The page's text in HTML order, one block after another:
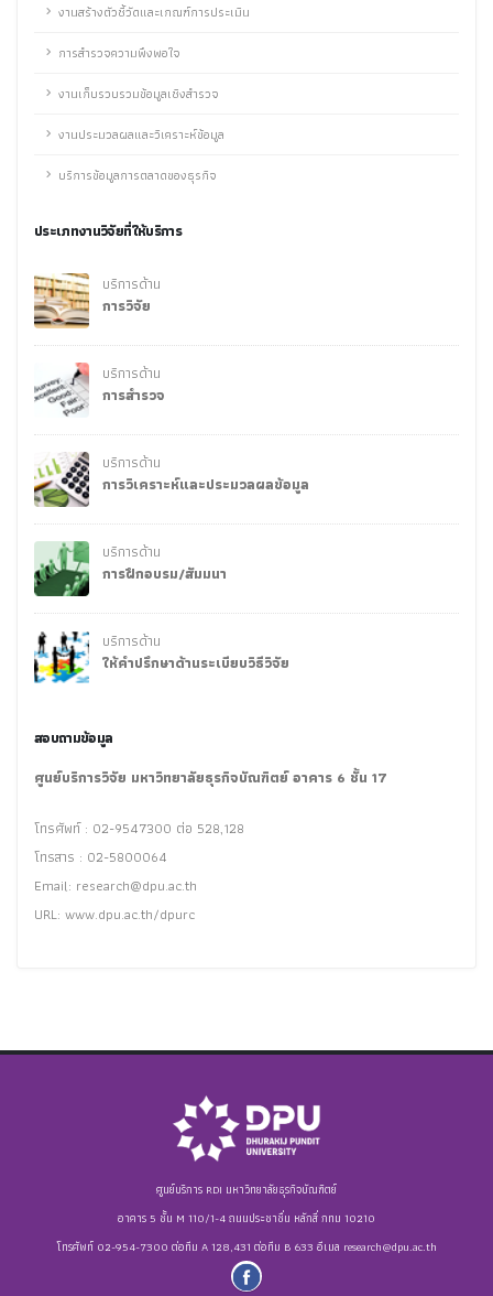
งานสร้างตัวชี้วัดและเกณฑ์การประเมิน
การสำรวจความพึงพอใจ
งานเก็บรวบรวมข้อมูลเชิงสำรวจ
งานประมวลผลและวิเคราะห์ข้อมูล
บริการข้อมูลการตลาดของธุรกิจ
ประเภทงานวิจัยที่ให้บริการ
บริการด้าน
การวิจัย
บริการด้าน
การสำรวจ
บริการด้าน
การวิเคราะห์และประมวลผลข้อมูล
บริการด้าน
การฝึกอบรม/สัมมนา
บริการด้าน
ให้คำปรึกษาด้านระเบียบวิธีวิจัย
สอบถามข้อมูล
ศูนย์บริการวิจัย มหาวิทยาลัยธุรกิจบัณฑิตย์ อาคาร 6 ชั้น 17
โทรศัพท์ : 02-9547300 ต่อ 528,128
โทรสาร : 02-5800064
Email: research@dpu.ac.th
URL: www.dpu.ac.th/dpurc
ศูนย์บริการ RDI มหาวิทยาลัยธุรกิจบัณฑิตย์
อาคาร 5 ชั้น M 110/1-4 ถนนประชาชื่น หลักสี่ กทม 10210
โทรศัพท์ 02-954-7300 ต่อทีม A 128,431 ต่อทีม B 633 อีเมล research@dpu.ac.th